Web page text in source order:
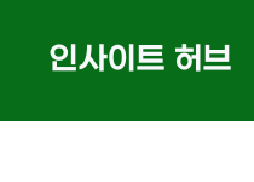
인사이트 허브